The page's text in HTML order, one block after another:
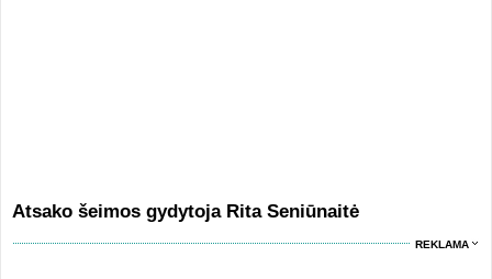
Atsako šeimos gydytoja Rita Seniūnaitė
REKLAMA